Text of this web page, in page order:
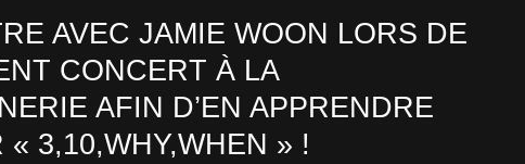
AVEC JAMIE WOON LORS DE
CONCERT À LA
AFIN D’EN APPRENDRE
« 3,10,WHY,WHEN » !